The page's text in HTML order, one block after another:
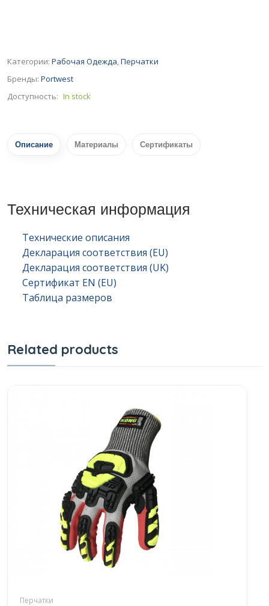
Категории: Рабочая Одежда,Перчатки
Бренды: Portwest
Доступность: In stock
Описание Материалы Сертификаты
Техническая информация
Технические описания
Декларация соответствия (EU)
Декларация соответствия (UK)
Сертификат EN (EU)
Таблица размеров
Related products
Перчатки